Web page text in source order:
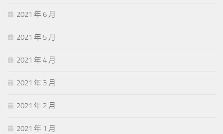
2021 年 6 月
2021 年 5 月
2021 年 4 月
2021 年 3 月
2021 年 2 月
2021 年 1 月